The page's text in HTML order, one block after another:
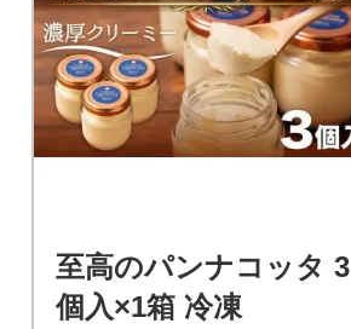
至高のパンナコッタ 3
個入×1箱 冷凍